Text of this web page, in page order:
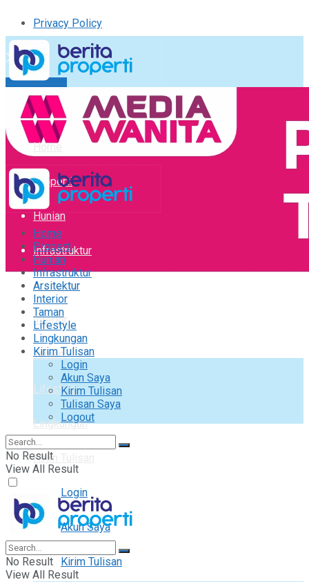
Privacy Policy
Kirim Tulisan
Tulisan Saya
Logout
Home
Properti
Hunian
Infrastruktur
Arsitektur
Interior
Taman
Lifestyle
Lingkungan
Kirim Tulisan
Login
Akun Saya
Kirim Tulisan
Home
Properti
Hunian
Infrastruktur
Arsitektur
Interior
Taman
Lifestyle
Lingkungan
Kirim Tulisan
Login
Akun Saya
Kirim Tulisan
Tulisan Saya
Logout
No Result
View All Result
No Result
View All Result